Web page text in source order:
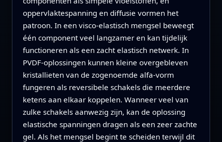
oppervlaktespanning en diffusie vormen het
patroon. In een visco-elastisch mengsel beweegt
één component veel langzamer en kan tijdelijk
functioneren als een zacht elastisch netwerk. In
PVDF-oplossingen kunnen kleine overgebleven
kristallieten van de zogenoemde alfa-vorm
fungeren als reversibele schakels die meerdere
ketens aan elkaar koppelen. Wanneer veel van
zulke schakels aanwezig zijn, kan de oplossing
elastische spanningen dragen als een zeer zachte
gel. Als het mengsel begint te scheiden terwijl dit